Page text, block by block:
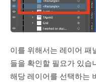
이를 위해서는 레이어 패
들을 확인할 필요가 있습
해당 레이어를 선택하는